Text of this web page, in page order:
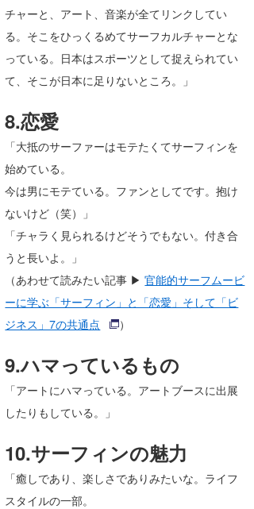
チャーと、アート、音楽が全てリンクしてい
る。そこをひっくるめてサーフカルチャーとな
っている。日本はスポーツとして捉えられてい
て、そこが日本に足りないところ。」
8.恋愛
「大抵のサーファーはモテたくてサーフィンを
始めている。
今は男にモテている。ファンとしてです。抱け
ないけど（笑）」
「チャラく見られるけどそうでもない。付き合
うと長いよ。」
（あわせて読みたい記事 ▶官能的サーフムービ
ーに学ぶ「サーフィン」と「恋愛」そして「ビ
ジネス」7の共通点
）
9.ハマっているもの
「アートにハマっている。アートブースに出展
したりもしている。」
10.サーフィンの魅力
「癒しであり、楽しさでありみたいな。ライフ
スタイルの一部。